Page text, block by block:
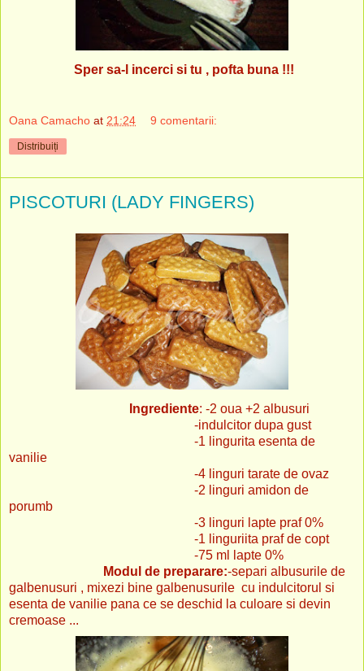
Sper sa-l incerci si tu , pofta buna !!!
Oana Camacho at 21:24 9 comentarii:
Distribuiți
PISCOTURI (LADY FINGERS)
Ingrediente: -2 oua +2 albusuri
-indulcitor dupa gust
-1 lingurita esenta de
vanilie
-4 linguri tarate de ovaz
-2 linguri amidon de
porumb
-3 linguri lapte praf 0%
-1 linguriita praf de copt
-75 ml lapte 0%
Modul de preparare:-separi albusurile de
galbenusuri , mixezi bine galbenusurile cu indulcitorul si
esenta de vanilie pana ce se deschid la culoare si devin
cremoase ...